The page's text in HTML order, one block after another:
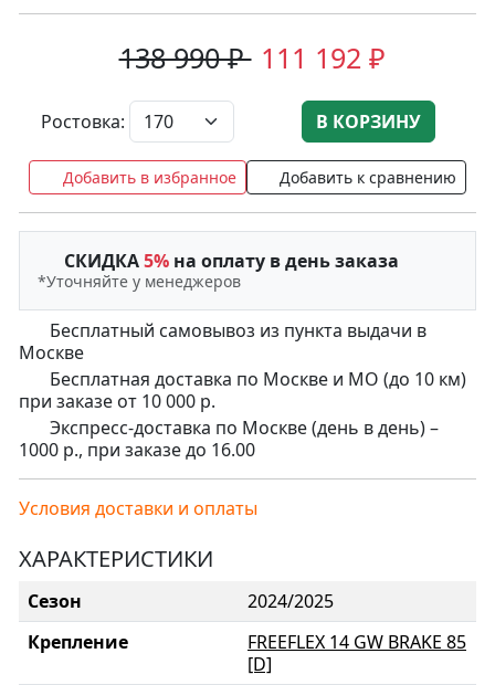
138 990 ₽ 111 192 ₽
Ростовка: В КОРЗИНУ
Добавить в избранное Добавить к сравнению
СКИДКА5% на оплату в день заказа
*Уточняйте у менеджеров
Бесплатный самовывоз из пункта выдачи в
Москве
Бесплатная доставка по Москве и МО (до 10 км)
при заказе от 10 000 р.
Экспресс-доставка по Москве (день в день) –
1000 р., при заказе до 16.00
Условия доставки и оплаты
ХАРАКТЕРИСТИКИ
Сезон
2024/2025
Крепление
FREEFLEX 14 GW BRAKE 85
[D]